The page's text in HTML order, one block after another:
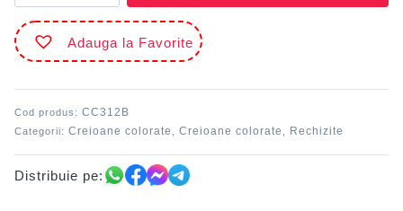
color
12
culori
Bicolor
Adauga la Favorite
Cod produs: CC312B
Categorii: Creioane colorate , Creioane colorate , Rechizite
Distribuie pe: